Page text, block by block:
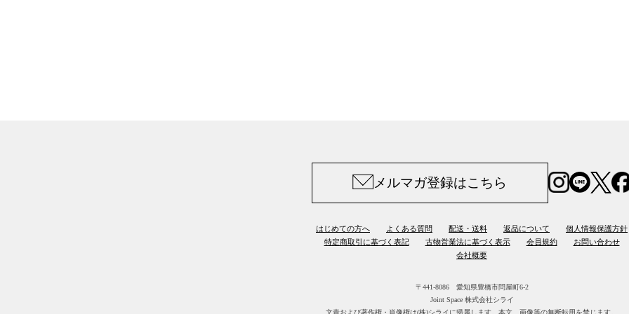
メルマガ登録はこちら
はじめての方へ よくある質問 配送・送料 返品について
個人情報保護方針
特定商取引に基づく表記
古物営業法に基づく表示 会員規約
お問い合わせ
会社概要
〒441-8086 愛知県豊橋市問屋町6-2
Joint Space 株式会社シライ
文責および著作権・肖像権は(株)シライに帰属します。 本文、画像等の無断転用を禁じます。